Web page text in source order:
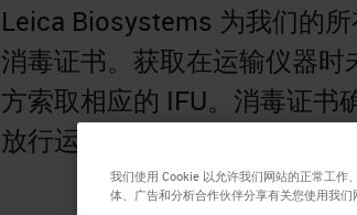
Leica Biosystems 为我们的
消毒证书。获取在运输仪器
方索取相应的 IFU。消毒证书
放行运输，然后再送回指定的
我们使用 Cookie 以允许我们网站的正常工作
体、广告和分析合作伙伴分享有关您使用我们